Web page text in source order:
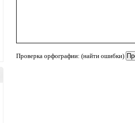
Проверка орфографии: (найти ошибки)